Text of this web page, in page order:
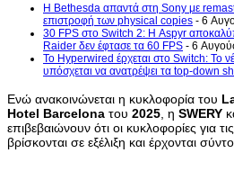
Η Bethesda απαντά στη Sony με
επιστροφή των physical copies - 6
30 FPS στο Switch 2: Η Aspyr
Raider δεν έφτασε τα 60 FPS - 6
Το Hyperwired έρχεται στο Switch: Το
υπόσχεται να ανατρέψει τα top-down
Ενώ ανακοινώνεται η κυκλοφορία του
Hotel Barcelona του 2025 , η SWERY
επιβεβαιώνουν ότι οι κυκλοφορίες για
βρίσκονται σε εξέλιξη και έρχονται